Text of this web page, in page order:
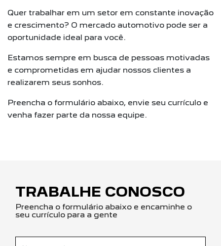
Quer trabalhar em um setor em constante inovação
e crescimento? O mercado automotivo pode ser a
oportunidade ideal para você.
Estamos sempre em busca de pessoas motivadas
e comprometidas em ajudar nossos clientes a
realizarem seus sonhos.
Preencha o formulário abaixo, envie seu currículo e
venha fazer parte da nossa equipe.
TRABALHE CONOSCO
Preencha o formulário abaixo e encaminhe o
seu currículo para a gente